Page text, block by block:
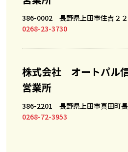
386-0002 長野県上田市住吉２２
0268-23-3730
株式会社 オートパル
営業所
386-2201 長野県上田市真田町長
0268-72-3953